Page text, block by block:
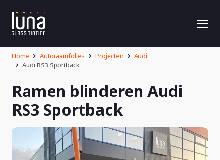
Home Autoraamfolies Projecten
Audi
Audi RS3 Sportback
Ramen blinderen Audi
RS3 Sportback